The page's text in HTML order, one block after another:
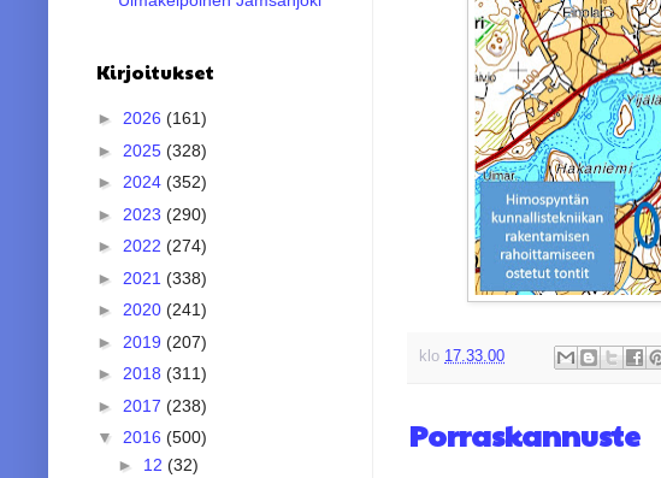
klo 17.33.00
Porraskannuste
Kirjoitukset
► 2026 (161)
► 2025 (328)
► 2024 (352)
► 2023 (290)
► 2022 (274)
► 2021 (338)
► 2020 (241)
► 2019 (207)
► 2018 (311)
► 2017 (238)
▼ 2016 (500)
► 12 (32)